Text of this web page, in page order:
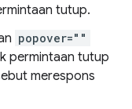
tutup.
popover=""
permintaan tutup
merespons